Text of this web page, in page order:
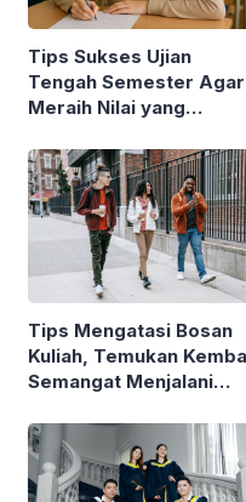
Tips Sukses Ujian
Tengah Semester Agar
Meraih Nilai yang
Tips Mengatasi Bosan
Kuliah, Temukan
Semangat Menjalani